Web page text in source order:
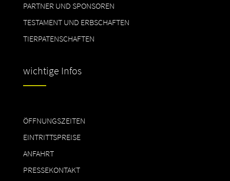
PARTNER UND SPONSOREN
TESTAMENT UND ERBSCHAFTEN
TIERPATENSCHAFTEN
wichtige Infos
ÖFFNUNGSZEITEN
EINTRITTSPREISE
ANFAHRT
PRESSEKONTAKT